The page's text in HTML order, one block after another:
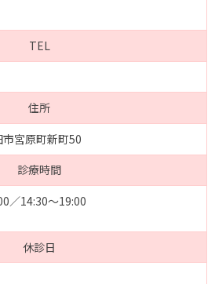
TEL
住所
宮原町新町50
診療時間
／14:30～19:00
休診日